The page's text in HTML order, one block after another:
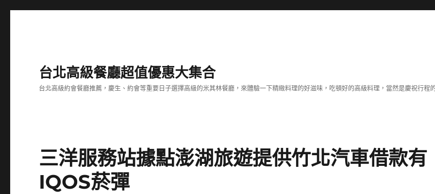
台北高級餐廳超值優惠大集合
台北高級約會餐廳推薦，慶生、約會等重要日子選擇高級的米其林餐廳，來體驗一下精緻料理的好滋味，吃頓好的高級料理，當然是慶祝行程
三洋服務站據點澎湖旅遊提供竹北汽車借款有
IQOS菸彈